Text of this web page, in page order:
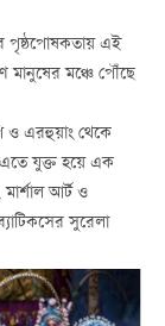
পৃষ্ঠপোষকতায় এই
মানুষের মঞ্চে পৌঁছে
ও এরহুয়াং থেকে
এতে যুক্ত হয়ে এক
আর্ট ও
সুরেলা